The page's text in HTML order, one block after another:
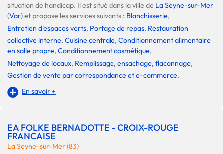
situation de handicap. Il est situé dans la ville de La Seyne-sur-Mer
(Var) et propose les services suivants : Blanchisserie,
Entretien d'espaces verts, Portage de repas, Restauration
collective interne, Cuisine centrale, Conditionnement alimentaire
en salle propre, Conditionnement cosmétique,
Nettoyage de locaux, Remplissage, ensachage, flaconnage,
Gestion de vente par correspondance et e-commerce.
En savoir +
EA FOLKE BERNADOTTE - CROIX-ROUGE
FRANCAISE
La Seyne-sur-Mer (83)